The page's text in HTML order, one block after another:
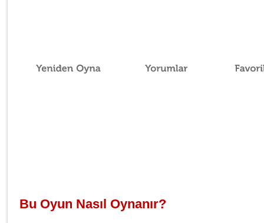
Bu Oyun Nasıl Oynanır?